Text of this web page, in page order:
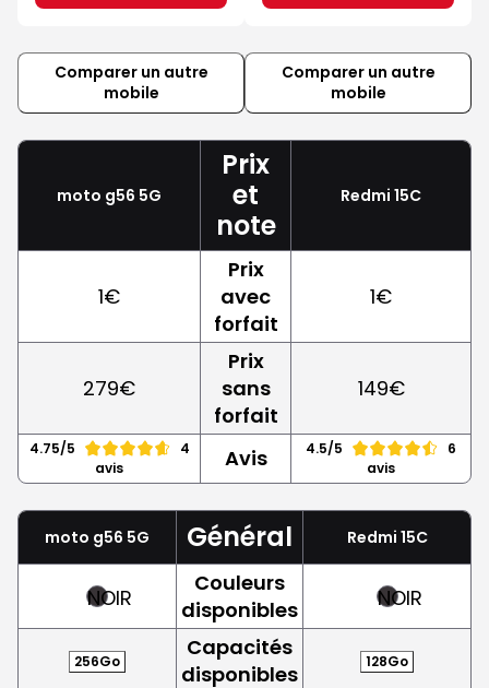
Comparer un autre
mobile
Comparer un autre
mobile
moto g56 5G
Prix
et
note
Redmi 15C
1€
Prix
avec
forfait
1€
279€
Prix
sans
forfait
149€
4.75/5
4
avis
Avis 4.5/5
6
avis
moto g56 5G Général Redmi 15C
NOIR
Couleurs
disponibles
NOIR
256Go
Capacités
disponibles
128Go